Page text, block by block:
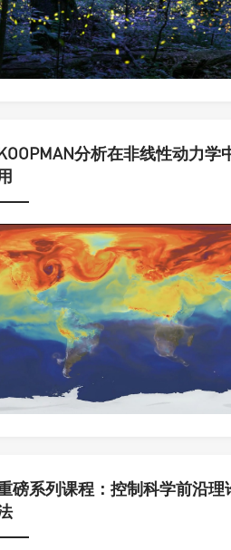
分析在非线性动力学
磅系列课程：控制科学前沿理